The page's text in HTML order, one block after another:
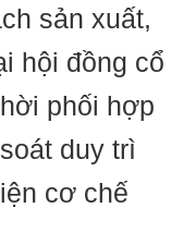
sản xuất,
hội đồng cổ
phối hợp
duy trì
cơ chế